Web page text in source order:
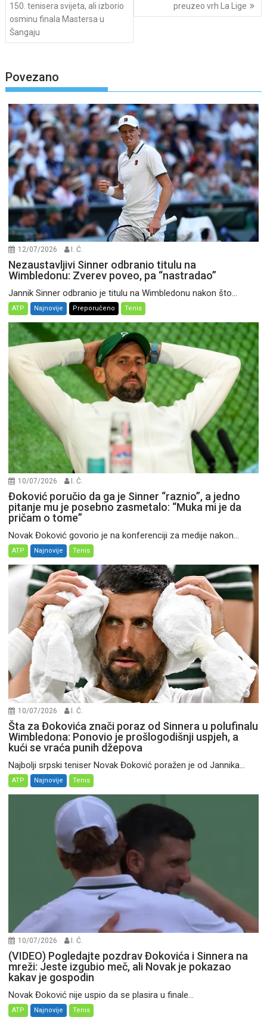
150. tenisera svijeta, ali izborio
osminu finala Mastersa u
Šangaju
preuzeo vrh La Lige
Povezano
12/07/2026 I. Ć.
Nezaustavljivi Sinner odbranio titulu na
Wimbledonu: Zverev poveo, pa “nastradao”
Jannik Sinner odbranio je titulu na Wimbledonu nakon što...
ATP Najnovije Preporučeno Tenis
10/07/2026 I. Ć.
Đoković poručio da ga je Sinner “raznio”, a jedno
pitanje mu je posebno zasmetalo: “Muka mi je da
pričam o tome”
Novak Đoković govorio je na konferenciji za medije nakon...
ATP Najnovije Tenis
10/07/2026 I. Ć.
Šta za Đokovića znači poraz od Sinnera u polufinalu
Wimbledona: Ponovio je prošlogodišnji uspjeh, a
kući se vraća punih džepova
Najbolji srpski teniser Novak Đoković poražen je od Jannika...
ATP Najnovije Tenis
10/07/2026 I. Ć.
(VIDEO) Pogledajte pozdrav Đokovića i Sinnera na
mreži: Jeste izgubio meč, ali Novak je pokazao
kakav je gospodin
Novak Đoković nije uspio da se plasira u finale...
ATP Najnovije Tenis